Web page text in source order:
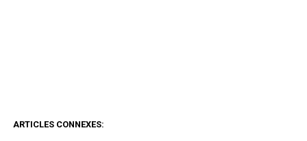
ARTICLES CONNEXES: